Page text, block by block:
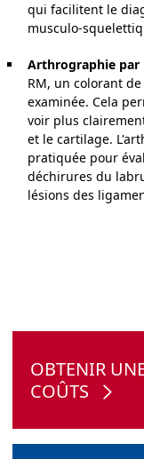
qui facilitent le
musculo-
Arthrographie par
RM, un colorant
examinée. Cela
voir plus
et le cartilage.
pratiquée pour
déchirures du
lésions des
OBTENIR
COÛTS